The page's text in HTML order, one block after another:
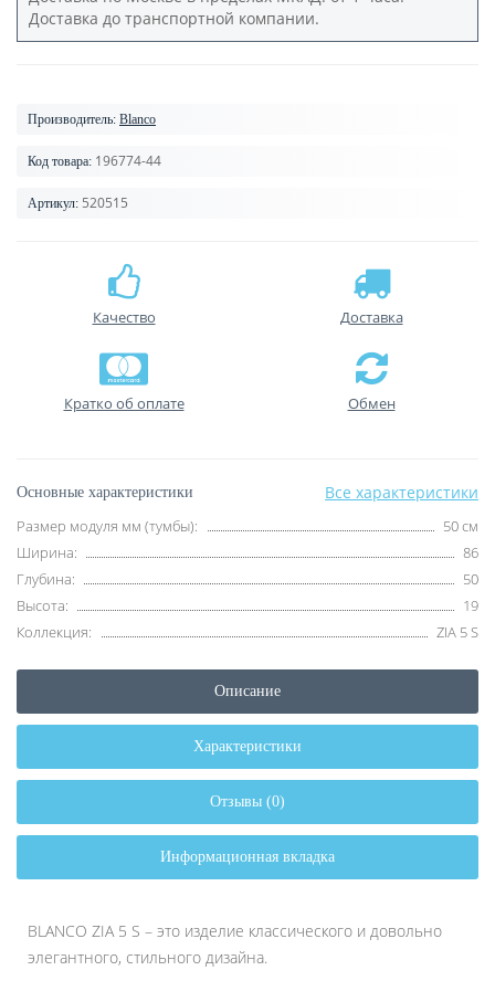
Доставка до транспортной компании.
Производитель: Blanco
Код товара: 196774-44
Артикул: 520515
Качество Доставка
Кратко об оплате Обмен
Основные характеристики Все характеристики
Размер модуля мм (тумбы):
50 см
Ширина:
86
Глубина:
50
Высота:
19
Коллекция:
ZIA 5 S
Описание
Характеристики
Отзывы (0)
Информационная вкладка
BLANCO ZIA 5 S – это изделие классического и довольно
элегантного, стильного дизайна.